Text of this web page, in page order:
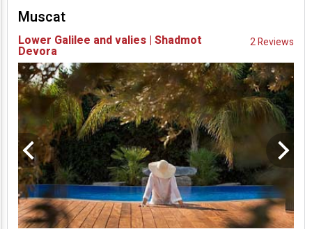
Availability and
Prices
Muscat
Lower Galilee and valies | Shadmot
Devora
2 Reviews